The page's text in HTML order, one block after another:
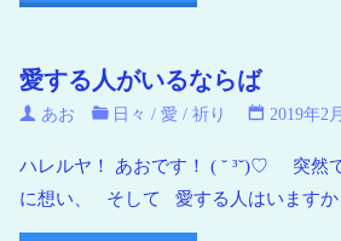
愛する人がいるならば
あお 日々 / 愛 / 祈り 2019年2
ハレルヤ！ あおです！ ( ˘ ³˘)♡ 突然
に想い、 そして 愛する人はいます